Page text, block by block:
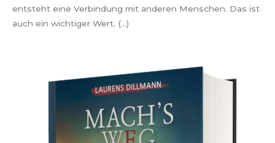
entsteht eine Verbindung mit anderen Menschen. Das ist
auch ein wichtiger Wert. (…)